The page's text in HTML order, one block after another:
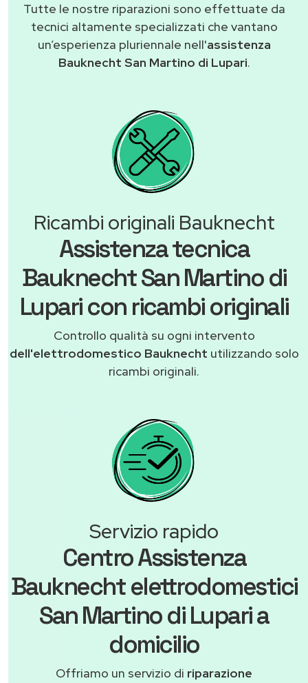
Tutte le nostre riparazioni sono effettuate da
tecnici altamente specializzati che vantano
un’esperienza pluriennale nell'assistenza
Bauknecht San Martino di Lupari.
Ricambi originali Bauknecht
Assistenza tecnica
Bauknecht San Martino di
Lupari con ricambi originali
Controllo qualità su ogni intervento
dell'elettrodomestico Bauknecht utilizzando solo
ricambi originali.
Servizio rapido
Centro Assistenza
Bauknecht elettrodomestici
San Martino di Lupari a
domicilio
Offriamo un servizio di riparazione